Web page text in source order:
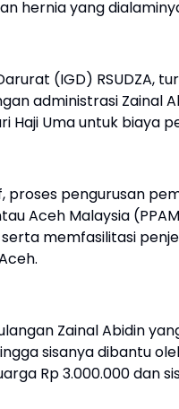
hernia yang
(IGD) RSUDZA,
administrasi Zainal
Haji Uma untuk biaya
proses pengurusan
Aceh Malaysia
memfasilitasi
Zainal Abidin
sisanya dibantu
Rp 3.000.000 dan